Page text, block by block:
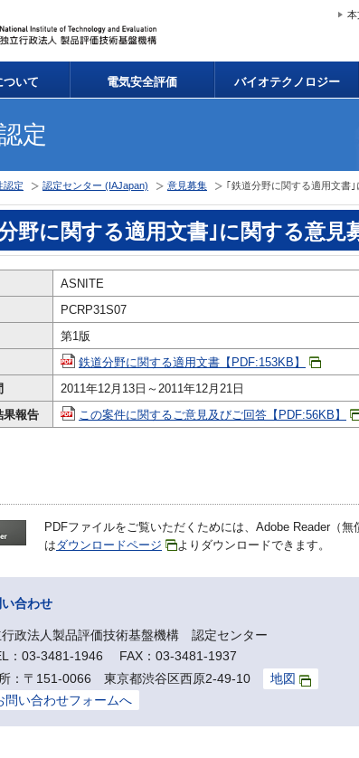
本
ついて 電気安全評価 バイオテクノロジー
定
認定 認定センター (IAJapan) 意見募集 ｢鉄道分野に関する適用文書
野に関する適用文書｣に関する意見
ASNITE
PCRP31S07
第1版
鉄道分野に関する適用文書【PDF:153KB】
2011年12月13日～2011年12月21日
果報告
この案件に関するご意見及びご回答【PDF:56KB】
PDFファイルをご覧いただくためには、Adobe Reader（
はダウンロードページ よりダウンロードできます。
合わせ
政法人製品評価技術基盤機構 認定センター
：03-3481-1946 FAX：03-3481-1937
：〒151-0066 東京都渋谷区西原2-49-10
地図
問い合わせフォームへ